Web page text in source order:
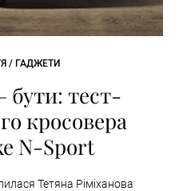
/ ГАДЖЕТИ
бути: тест-
кросовера
N-Sport
Тетяна Ріміханова